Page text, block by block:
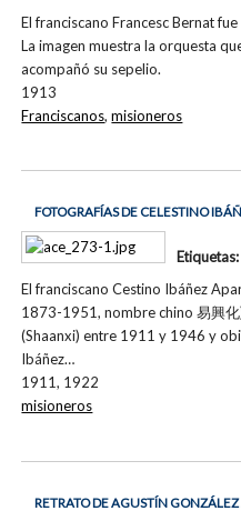
El franciscano Francesc Bernat
La imagen muestra la orquesta
acompañó su sepelio.
1913
Franciscanos,misioneros
FOTOGRAFÍAS DE CELESTINO
El franciscano Cestino Ibáñez
1873-1951, nombre chino 易興
(Shaanxi) entre 1911 y 1946 y
Ibáñez…
1911, 1922
Etiquetas:
misioneros
RETRATO DE AGUSTÍN GONZÁLEZ